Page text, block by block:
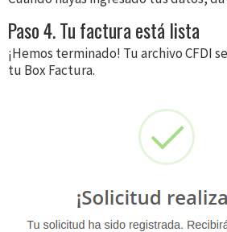
Paso 4. Tu factura está lista
¡Hemos terminado! Tu archivo CFDI
tu Box Factura.